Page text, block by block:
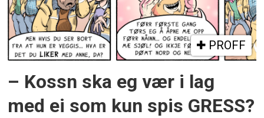
PROFF
– Kossn ska eg vær i lag
med ei som kun spis GRESS?